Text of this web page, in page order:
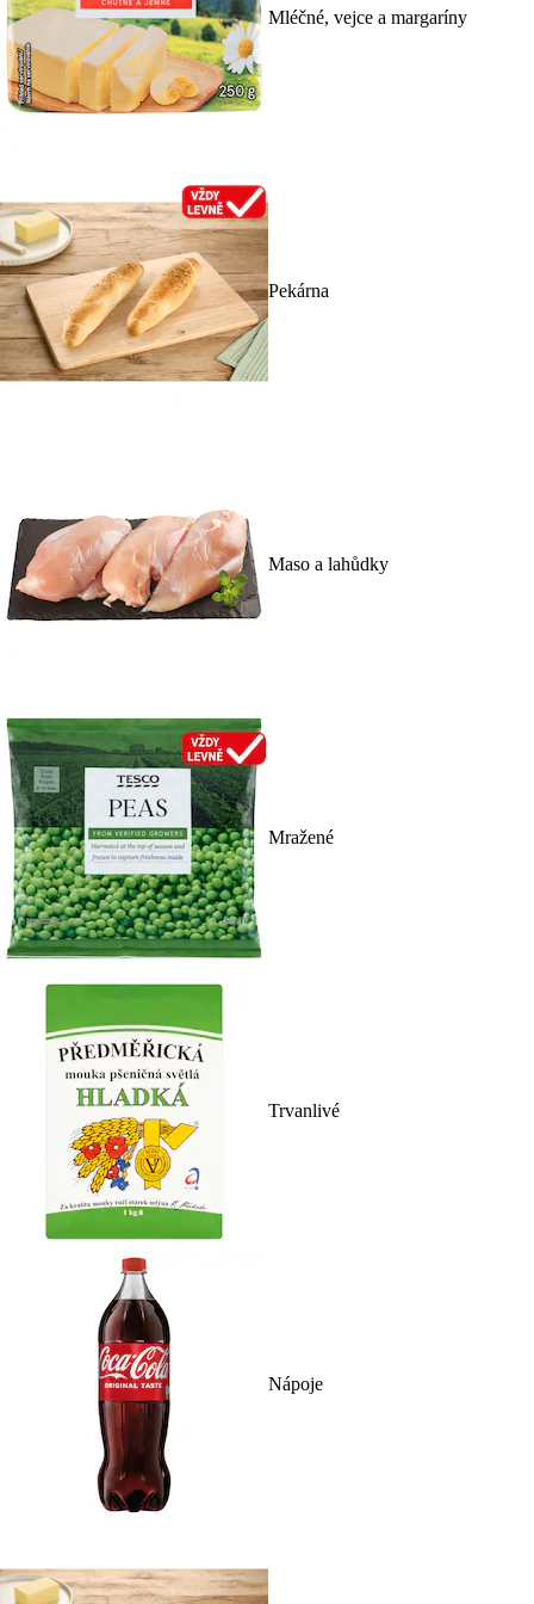
Mléčné, vejce a margaríny
Pekárna
Maso a lahůdky
Mražené
Trvanlivé
Nápoje